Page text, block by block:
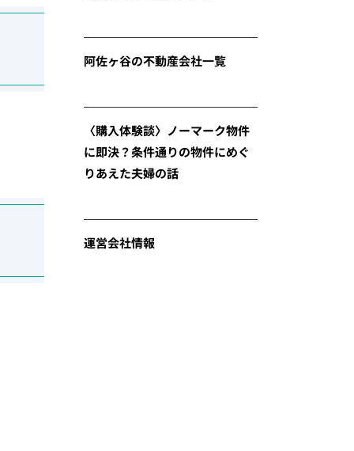
阿佐ヶ谷の不動産会社一覧
〈購入体験談〉ノーマーク物件
に即決？条件通りの物件にめぐ
りあえた夫婦の話
運営会社情報